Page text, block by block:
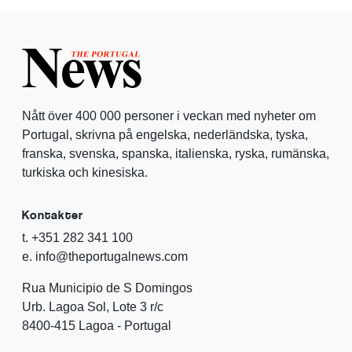
Nått över 400 000 personer i veckan med nyheter om
Portugal, skrivna på engelska, nederländska, tyska,
franska, svenska, spanska, italienska, ryska, rumänska,
turkiska och kinesiska.
Kontakter
t. +351 282 341 100
e. info@theportugalnews.com
Rua Municipio de S Domingos
Urb. Lagoa Sol, Lote 3 r/c
8400-415 Lagoa - Portugal